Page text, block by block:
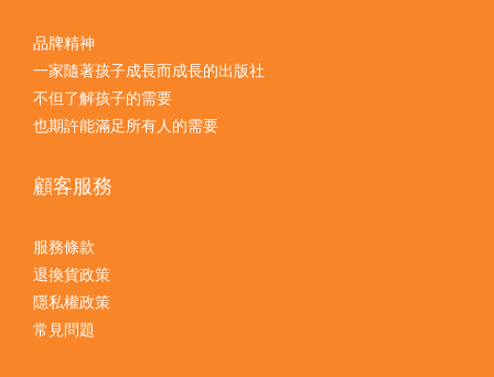
品牌精神
一家隨著孩子成長而成長的出版社
不但了解孩子的需要
也期許能滿足所有人的需要
顧客服務
服務條款
退換貨政策
隱私權政策
常見問題